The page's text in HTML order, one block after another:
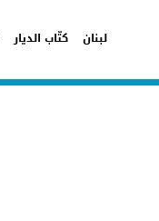
لبنان كتّاب الديار